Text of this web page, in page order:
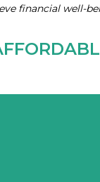
financial well-